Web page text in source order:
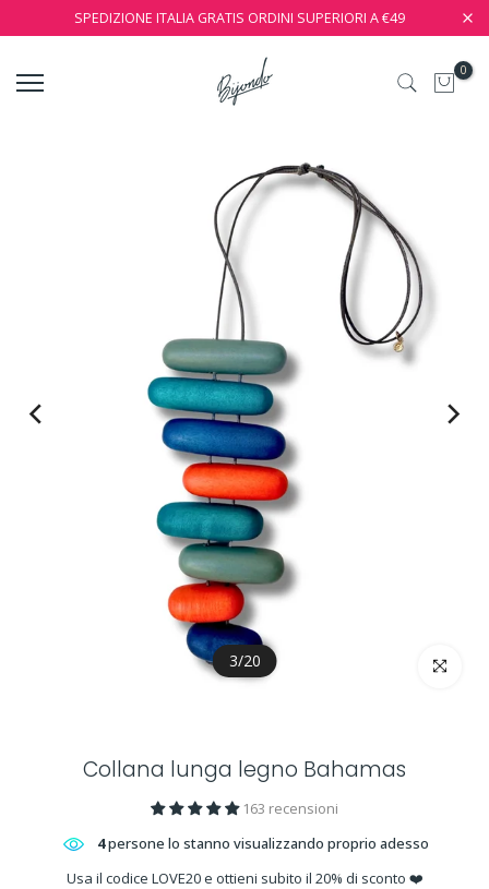
SPEDIZIONE ITALIA GRATIS ORDINI SUPERIORI A €49
0
3/20 clicca per
Collana lunga legno Bahamas
163 recensioni
4persone lo stanno visualizzando proprio adesso
Usa il codice LOVE20 e ottieni subito il 20% di sconto ❤️